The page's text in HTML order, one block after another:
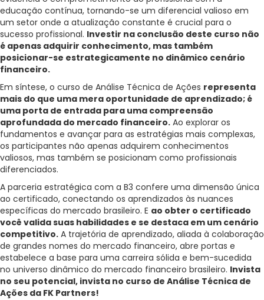
educação contínua, tornando-se um diferencial valioso em
um setor onde a atualização constante é crucial para o
sucesso profissional. Investir na conclusão deste curso não
é apenas adquirir conhecimento, mas também
posicionar-se estrategicamente no dinâmico cenário
financeiro.
Em síntese, o curso de Análise Técnica de Ações representa
mais do que uma mera oportunidade de aprendizado; é
uma porta de entrada para uma compreensão
aprofundada do mercado financeiro. Ao explorar os
fundamentos e avançar para as estratégias mais complexas,
os participantes não apenas adquirem conhecimentos
valiosos, mas também se posicionam como profissionais
diferenciados.
A parceria estratégica com a B3 confere uma dimensão única
ao certificado, conectando os aprendizados às nuances
específicas do mercado brasileiro. E ao obter o certificado
você valida suas habilidades e se destaca em um cenário
competitivo. A trajetória de aprendizado, aliada à colaboração
de grandes nomes do mercado financeiro, abre portas e
estabelece a base para uma carreira sólida e bem-sucedida
no universo dinâmico do mercado financeiro brasileiro. Invista
no seu potencial, invista no curso de Análise Técnica de
Ações da FK Partners!